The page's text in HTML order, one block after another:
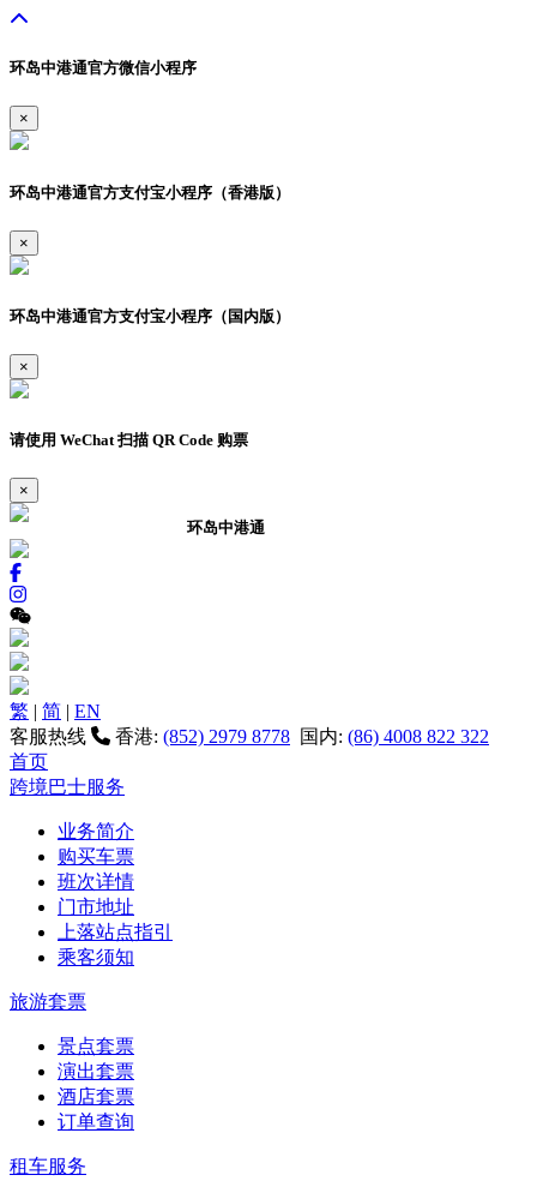
环岛中港通官方微信小程序
×
环岛中港通官方支付宝小程序（香港版）
×
环岛中港通官方支付宝小程序（国内版）
×
请使用 WeChat 扫描 QR Code 购票
×
环岛中港通
繁 | 简 | EN
客服热线
香港: (852) 2979 8778 国内: (86) 4008 822 322
首页
跨境巴士服务
业务简介
购买车票
班次详情
门市地址
上落站点指引
乘客须知
旅游套票
景点套票
演出套票
酒店套票
订单查询
租车服务